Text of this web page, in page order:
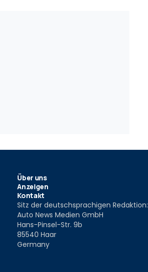
den Opel Meriva
Über uns
Anzeigen
Kontakt
Sitz der deutschsprachigen Redaktion:
Auto News Medien GmbH
Hans-Pinsel-Str. 9b
85540 Haar
Germany